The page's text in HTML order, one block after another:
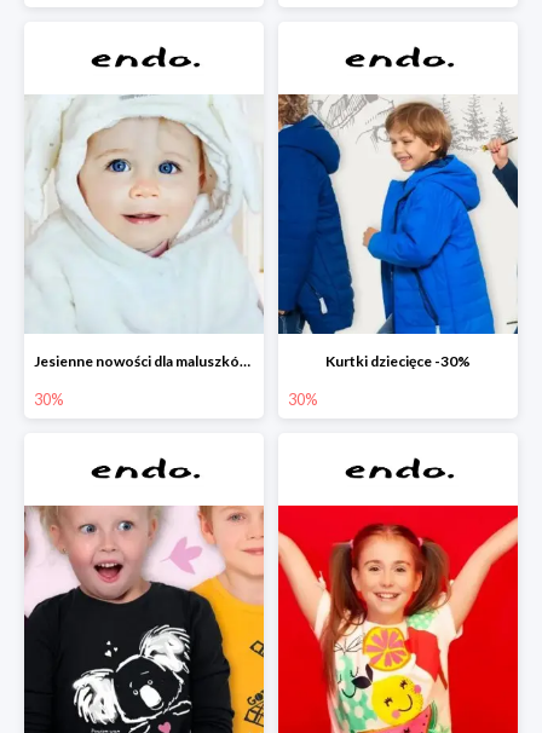
Jesienne nowości dla maluszków -30%
30%
Kurtki dziecięce -30%
30%